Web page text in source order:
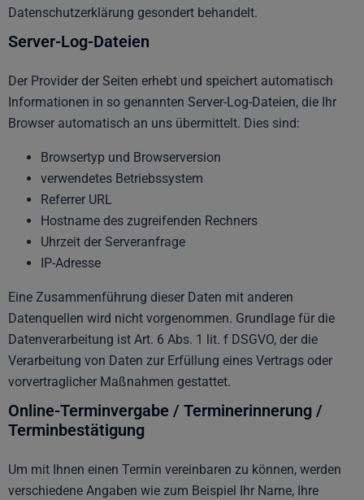
Datenschutzerklärung gesondert behandelt.
Server-Log-Dateien
Der Provider der Seiten erhebt und speichert automatisch
Informationen in so genannten Server-Log-Dateien, die Ihr
Browser automatisch an uns übermittelt. Dies sind:
Browsertyp und Browserversion
verwendetes Betriebssystem
Referrer URL
Hostname des zugreifenden Rechners
Uhrzeit der Serveranfrage
IP-Adresse
Eine Zusammenführung dieser Daten mit anderen
Datenquellen wird nicht vorgenommen. Grundlage für die
Datenverarbeitung ist Art. 6 Abs. 1 lit. f DSGVO, der die
Verarbeitung von Daten zur Erfüllung eines Vertrags oder
vorvertraglicher Maßnahmen gestattet.
Online-Terminvergabe / Terminerinnerung /
Terminbestätigung
Um mit Ihnen einen Termin vereinbaren zu können, werden
verschiedene Angaben wie zum Beispiel Ihr Name, Ihre